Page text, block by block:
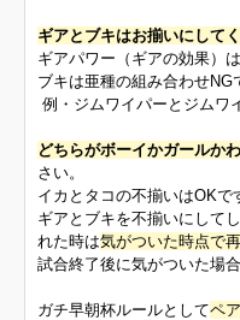
ギアとブキはお揃いにしてく
ギアパワー（ギアの効果）
ブキは亜種の組み合わせNG
例・ジムワイパーとジムワ
どちらがボーイかガールか
さい。
イカとタコの不揃いはOKで
ギアとブキを不揃いにして
れた時は気がついた時点で
試合終了後に気がついた場
ガチ早朝杯ルールとしてペ